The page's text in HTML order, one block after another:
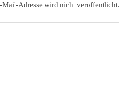
Mail-Adresse wird nicht veröffentlicht.